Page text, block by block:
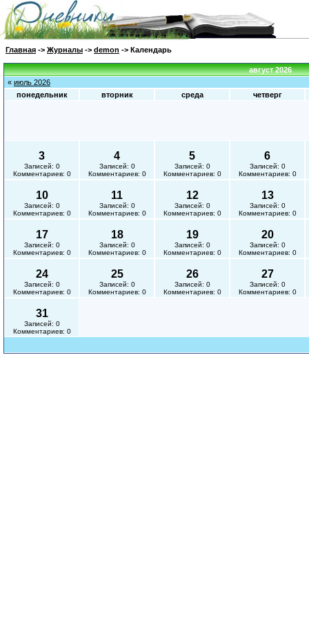
Главная -> Журналы -> demon -> Календарь
август 2026
« июль 2026
понедельник
вторник среда четверг
3
Записей: 0
Комментариев: 0
4
Записей: 0
Комментариев: 0
5
Записей: 0
Комментариев: 0
6
Записей: 0
Комментариев: 0
10
Записей: 0
Комментариев: 0
11
Записей: 0
Комментариев: 0
12
Записей: 0
Комментариев: 0
13
Записей: 0
Комментариев: 0
17
Записей: 0
Комментариев: 0
18
Записей: 0
Комментариев: 0
19
Записей: 0
Комментариев: 0
20
Записей: 0
Комментариев: 0
24
Записей: 0
Комментариев: 0
25
Записей: 0
Комментариев: 0
26
Записей: 0
Комментариев: 0
27
Записей: 0
Комментариев: 0
31
Записей: 0
Комментариев: 0